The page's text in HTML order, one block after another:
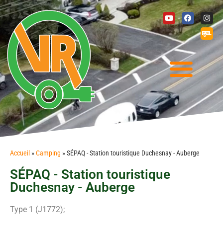
Accueil »Camping »SÉPAQ - Station touristique Duchesnay - Auberge
SÉPAQ - Station touristique
Duchesnay - Auberge
Type 1 (J1772);